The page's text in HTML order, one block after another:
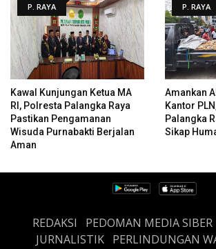
P. RAYA
Kawal Kunjungan Ketua MA
RI, Polresta Palangka Raya
Pastikan Pengamanan
Wisuda Purnabakti Berjalan
Aman
P. RAYA
Amankan
Kantor
Palangka
Sikap
REDAKSI PEDOMAN MEDIA SIBER
JURNALISTIK PERLINDUNGAN